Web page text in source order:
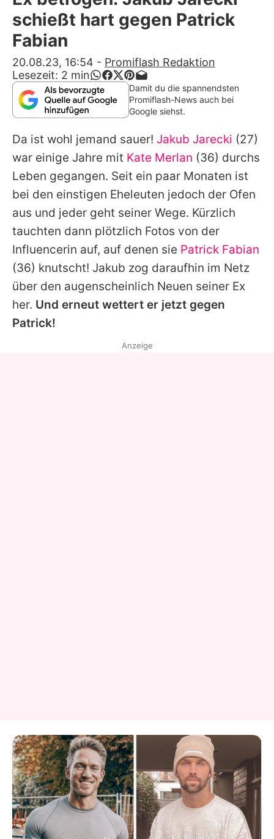
Alle Themen auf Promiflash
Jobs
App runterladen
Team
Redaktionelle Richtlinien
Impressum
Datenschutzerklärung
Nutzungsbedingungen
Utiq verwalten
schießt hart gegen Patrick
Fabian
20.08.23, 16:54 - Promiflash Redaktion
Lesezeit: 2 min
Damit du die spannendsten
Promiflash-News auch bei
Google siehst.
Da ist wohl jemand sauer! Jakub Jarecki (27)
war einige Jahre mit Kate Merlan (36) durchs
Leben gegangen. Seit ein paar Monaten ist
bei den einstigen Eheleuten jedoch der Ofen
aus und jeder geht seiner Wege. Kürzlich
tauchten dann plötzlich Fotos von der
Influencerin auf, auf denen sie Patrick Fabian
(36) knutscht! Jakub zog daraufhin im Netz
über den augenscheinlich Neuen seiner Ex
her. Und erneut wettert er jetzt gegen
Patrick!
Anzeige